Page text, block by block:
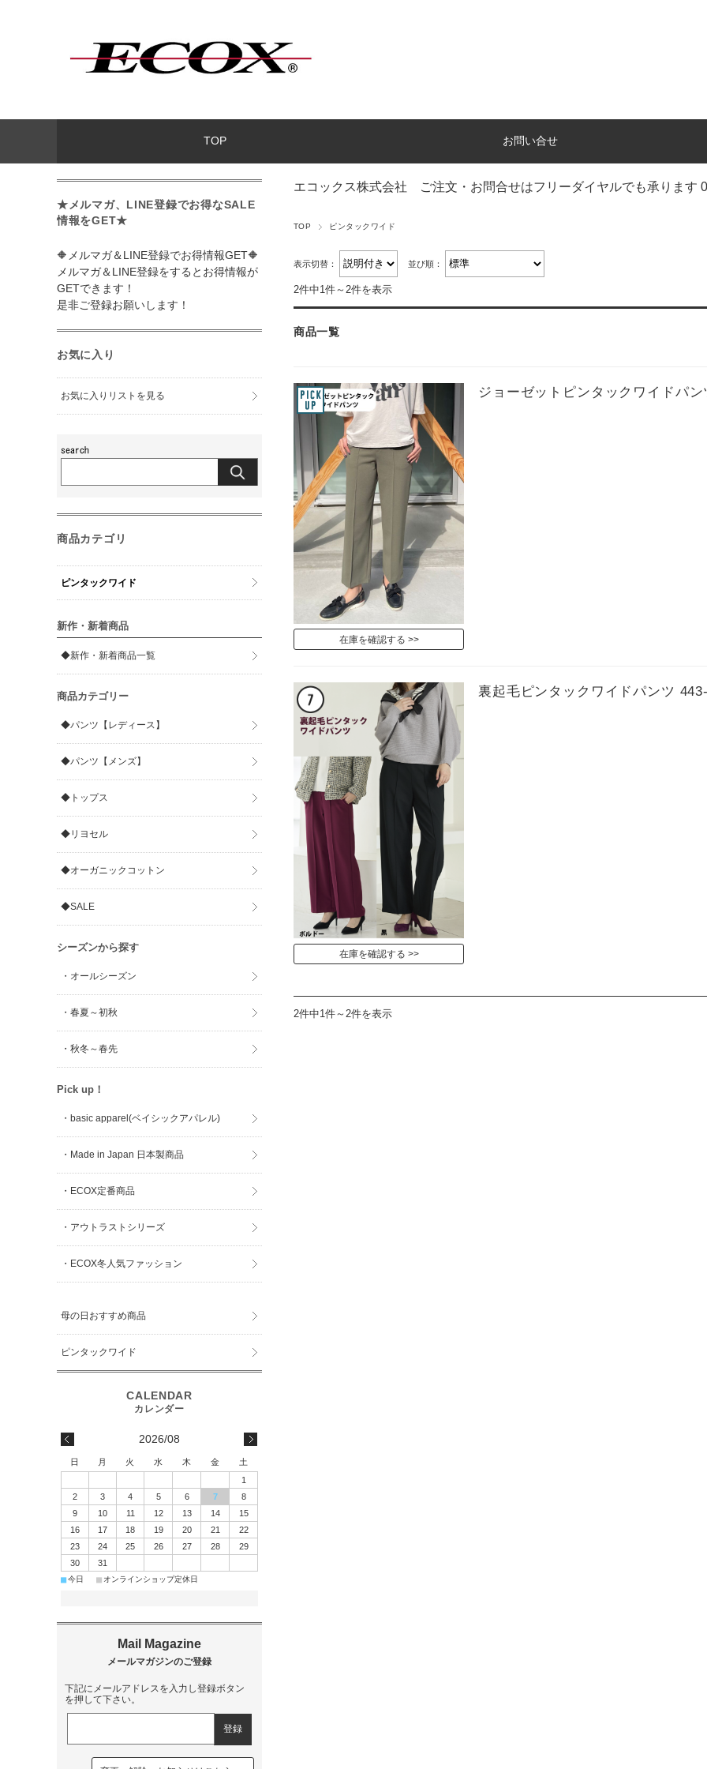
TOP お問い合せ
エコックス株式会社 ご注文・お問合せはフリーダイヤルでも承ります
TOP ピンタックワイド
表示切替： 並び順：
2件中1件～2件を表示
商品一覧
在庫を確認する
ジョーゼットピンタックワイドパ
在庫を確認する
裏起毛ピンタックワイドパンツ
2件中1件～2件を表示
★メルマガ、LINE登録でお得なSALE
情報をGET★
🔶メルマガ＆LINE登録でお得情報GET🔶
メルマガ＆LINE登録をするとお得情報が
GETできます！
是非ご登録お願いします！
お気に入り
お気に入りリストを見る
商品カテゴリ
ピンタックワイド
新作・新着商品
◆新作・新着商品一覧
商品カテゴリー
◆パンツ【レディース】
◆パンツ【メンズ】
◆トップス
◆リヨセル
◆オーガニックコットン
◆SALE
シーズンから探す
・オールシーズン
・春夏～初秋
・秋冬～春先
Pick up！
・basic apparel(ベイシックアパレル)
・Made in Japan 日本製商品
・ECOX定番商品
・アウトラストシリーズ
・ECOX冬人気ファッション
母の日おすすめ商品
ピンタックワイド
2026/08
日 月 火 水 木 金
土
1
2
3 4 5 6 7
8
9
10 11 12 13 14
15
16
17 18 19 20 21
22
23
24 25 26 27 28
29
30
31
■今日 ■ オンラインショップ定休日
下記にメールアドレスを入力し登録ボタン
を押して下さい。